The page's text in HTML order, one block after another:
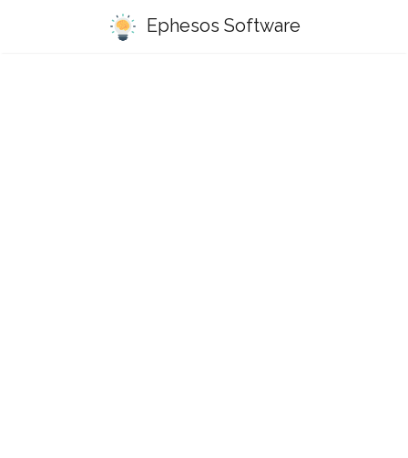
Ephesos Software